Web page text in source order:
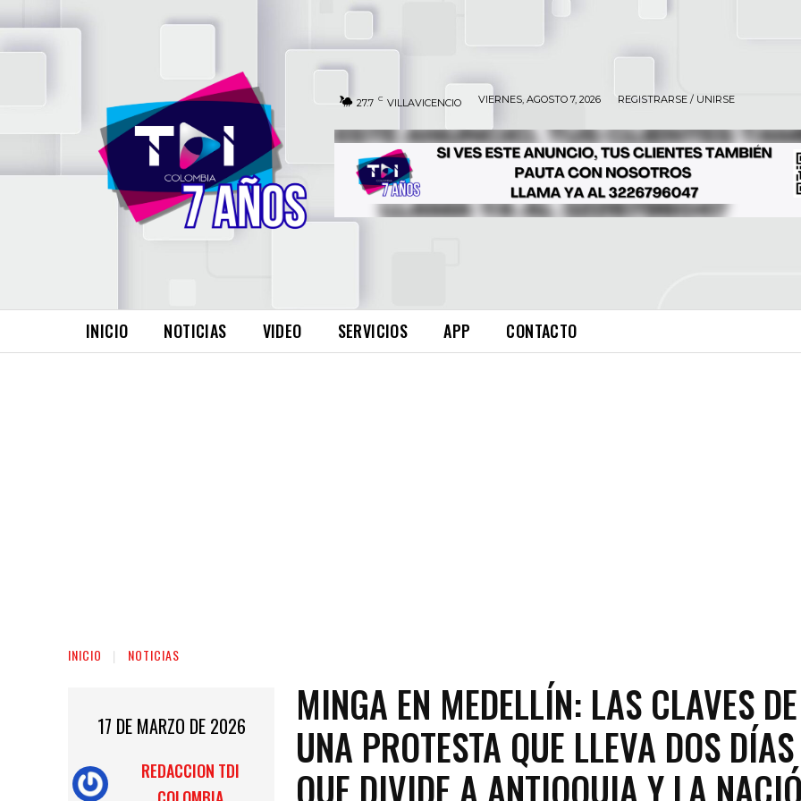
27.7 C VILLAVICENCIO VIERNES, AGOSTO 7, 2026 REGISTRARSE / UNIRSE
INICIO NOTICIAS VIDEO SERVICIOS APP CONTACTO
INICIO NOTICIAS
17 DE MARZO DE 2026
REDACCION TDI
MINGA EN MEDELLÍN: LAS CLAVES DE
UNA PROTESTA QUE LLEVA DOS
QUE DIVIDE A ANTIOQUIA Y LA